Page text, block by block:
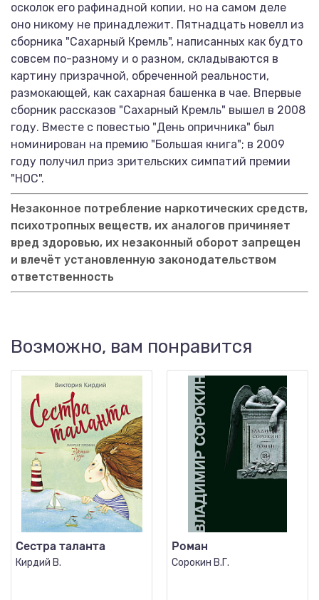
осколок его рафинадной копии, но на самом деле
оно никому не принадлежит. Пятнадцать новелл из
сборника "Сахарный Кремль", написанных как будто
совсем по-разному и о разном, складываются в
картину призрачной, обреченной реальности,
размокающей, как сахарная башенка в чае. Впервые
сборник рассказов "Сахарный Кремль" вышел в 2008
году. Вместе с повестью "День опричника" был
номинирован на премию "Большая книга"; в 2009
году получил приз зрительских симпатий премии
"НОС".
Незаконное потребление наркотических средств,
психотропных веществ, их аналогов причиняет
вред здоровью, их незаконный оборот запрещен
и влечёт установленную законодательством
ответственность
Возможно, вам понравится
Сестра таланта
Кирдий В.
Роман
Сорокин В.Г.